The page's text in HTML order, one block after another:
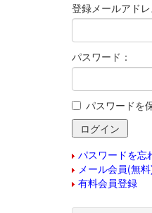
登録メールアドレ
パスワード：
パスワードを
パスワードを忘
メール会員(無
有料会員登録